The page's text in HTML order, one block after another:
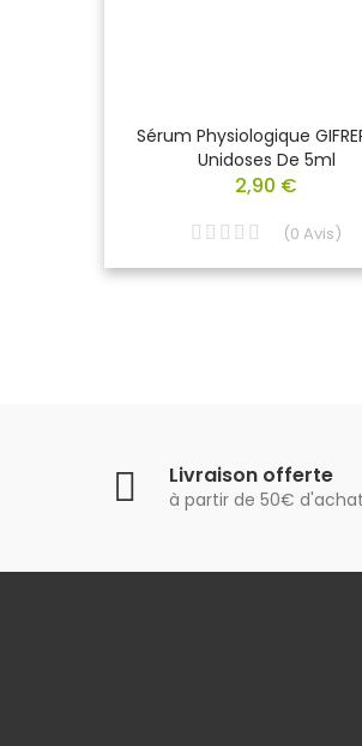
Sérum Physiologique
Unidoses De 5ml
2,90 €
(0 Avis)
Livraison offerte
à partir de 50€ d'achat